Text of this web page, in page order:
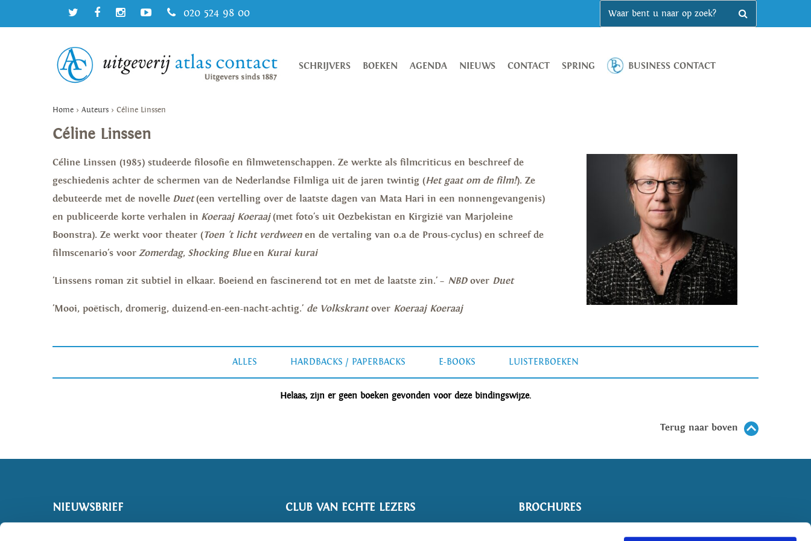
020 524 98 00
SCHRIJVERS BOEKEN AGENDA NIEUWS CONTACT SPRING BUSINESS CONTACT
Home > Auteurs > Céline Linssen
Céline Linssen
Céline Linssen (1985) studeerde filosofie en filmwetenschappen. Ze werkte als filmcriticus en beschreef de
geschiedenis achter de schermen van de Nederlandse Filmliga uit de jaren twintig (Het gaat om de film!). Ze
debuteerde met de novelle Duet(een vertelling over de laatste dagen van Mata Hari in een nonnengevangenis)
en publiceerde korte verhalen in Koeraaj Koeraaj(met foto's uit Oezbekistan en Kirgizië van Marjoleine
Boonstra). Ze werkt voor theater (Toen 't licht verdween en de vertaling van o.a de Prous-cyclus) en schreef de
filmscenario's voor Zomerdag, Shocking Blueen Kurai kurai
'Linssens roman zit subtiel in elkaar. Boeiend en fascinerend tot en met de laatste zin.' – NBD over Duet
'Mooi, poëtisch, dromerig, duizend-en-een-nacht-achtig.' de Volkskrantover Koeraaj Koeraaj
ALLES HARDBACKS / PAPERBACKS E-BOOKS LUISTERBOEKEN
Helaas, zijn er geen boeken gevonden voor deze bindingswijze.
Terug naar boven
NIEUWSBRIEF CLUB VAN ECHTE LEZERS BROCHURES